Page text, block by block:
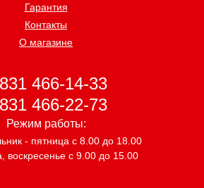
Гарантия
Контакты
О магазине
466-14-33
466-22-73
Режим работы:
- пятница с 8.00 до 18.00
воскресенье с 9.00 до 15.00